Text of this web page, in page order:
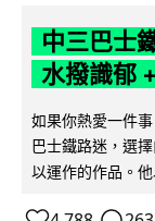
中三巴士
水撥識郁
如果你熱愛一件
巴士鐵路迷，選
以運作的作品。